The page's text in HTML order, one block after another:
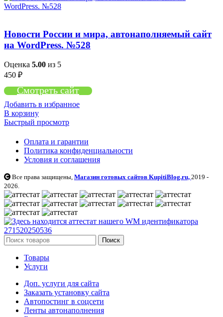
Новости России и мира, автонаполняемый сайт
на WordPress. №528
Оценка 5.00 из 5
450 ₽
Смотреть сайт
Добавить в избранное
В корзину
Быстрый просмотр
Оплата и гарантии
Политика конфиденциальности
Условия и соглашения
Все права защищены, Магазин готовых сайтов KupitiBlog.ru, 2019 -
2026.
Поиск
Товары
Услуги
Доп. услуги для сайта
Заказать установку сайта
Автопостинг в соцсети
Ленты автонаполнения